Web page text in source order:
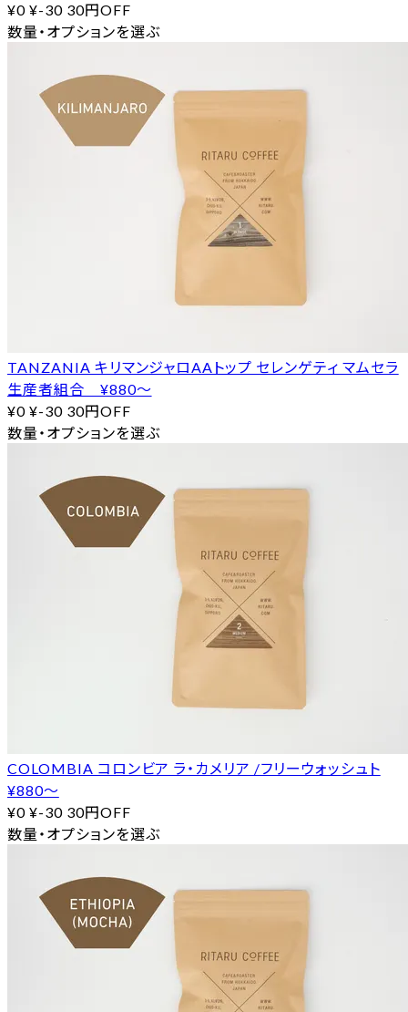
¥0 ¥-30 30円OFF
数量・オプションを選ぶ
TANZANIA キリマンジャロAAトップ セレンゲティ マムセラ
生産者組合 ¥880〜
¥0 ¥-30 30円OFF
数量・オプションを選ぶ
COLOMBIA コロンビア ラ・カメリア /フリーウォッシュト
¥880〜
¥0 ¥-30 30円OFF
数量・オプションを選ぶ